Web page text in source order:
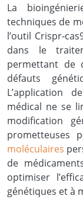
La
techniques de
l’outil Crispr-
dans le
permettant de
défauts
L’application
médical ne se
modification
prometteuses
moléculaires
de
optimiser
génétiques et à